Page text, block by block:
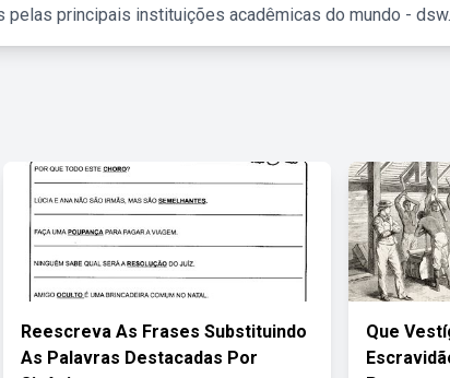
pelas principais instituições acadêmicas do mundo -
Reescreva As Frases Substituindo
As Palavras Destacadas Por
Que